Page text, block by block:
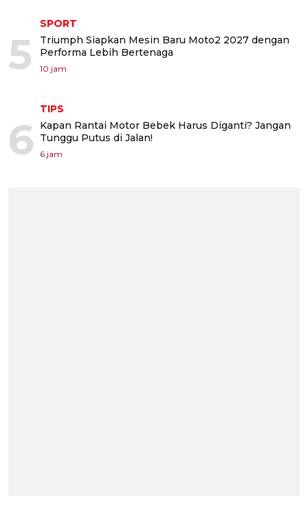
5
SPORT
Triumph Siapkan Mesin Baru Moto2 2027 dengan
Performa Lebih Bertenaga
10 jam
6
TIPS
Kapan Rantai Motor Bebek Harus Diganti? Jangan
Tunggu Putus di Jalan!
6 jam